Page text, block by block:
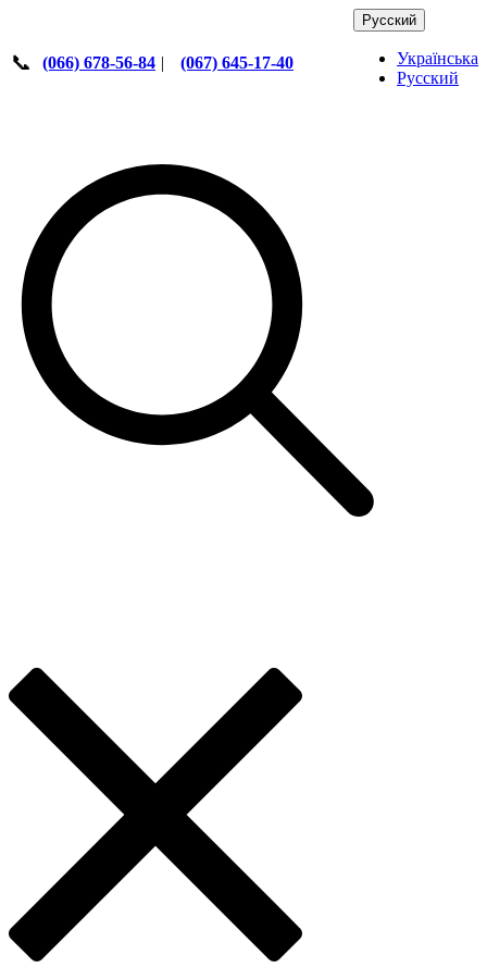
📞 (066) 678-56-84 | (067) 645-17-40
Русский
Українська
Русский